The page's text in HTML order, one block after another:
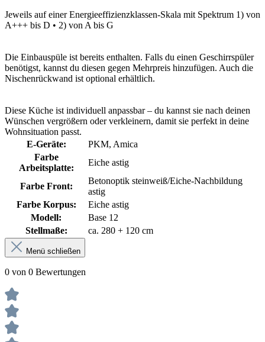
Jeweils auf einer Energieeffizienzklassen-Skala mit Spektrum 1) von
A+++ bis D • 2) von A bis G
Die Einbauspüle ist bereits enthalten. Falls du einen Geschirrspüler
benötigst, kannst du diesen gegen Mehrpreis hinzufügen. Auch die
Nischenrückwand ist optional erhältlich.
Diese Küche ist individuell anpassbar – du kannst sie nach deinen
Wünschen vergrößern oder verkleinern, damit sie perfekt in deine
Wohnsituation passt.
E-Geräte:
PKM, Amica
Farbe
Arbeitsplatte:
Eiche astig
Farbe Front:
Betonoptik steinweiß/Eiche-Nachbildung
astig
Farbe Korpus:
Eiche astig
Modell:
Base 12
Stellmaße:
ca. 280 + 120 cm
Menü schließen
0 von 0 Bewertungen